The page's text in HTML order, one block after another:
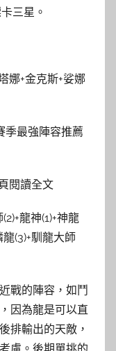
三星。
娜+金克斯+娑娜
閱讀全文
龍神(1)+神龍
龍(3)+馴龍大師
戰的陣容，如鬥
因為龍是可以直
排輸出的天敵，
慮。後期單挑的